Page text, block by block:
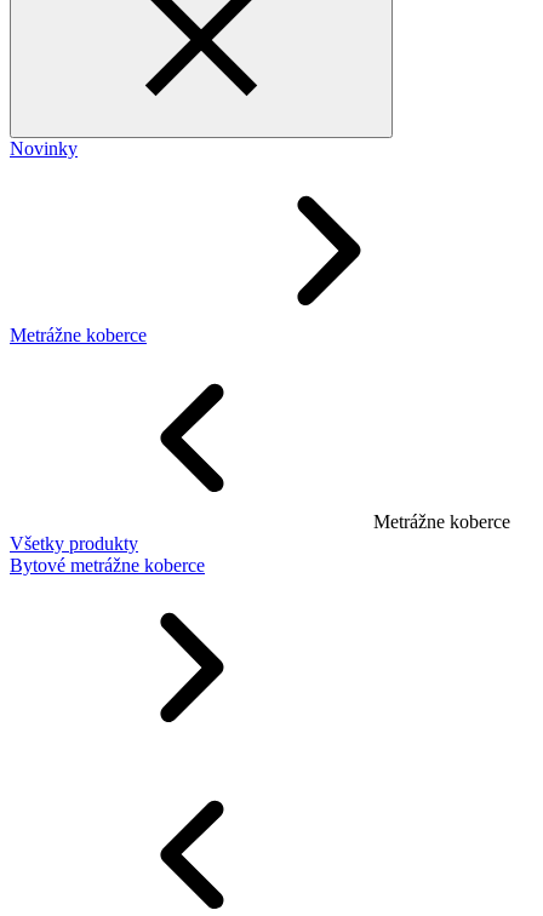
Novinky
Metrážne koberce
Metrážne koberce
Všetky produkty
Bytové metrážne koberce